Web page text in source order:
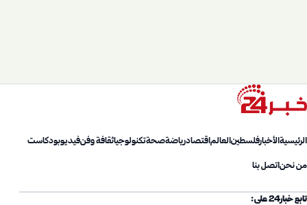
الرئيسيةالأخبارفلسطينالعالماقتصادرياضةصحةتكنولوجياثقافة وفنفيديوبودكاست
من نحناتصل بنا
تابع خبار24 على: